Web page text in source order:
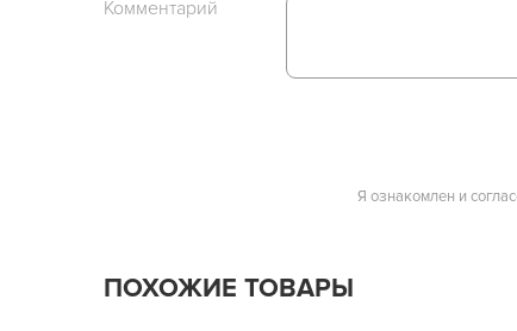
Комментарий
Я ознакомлен и
ПОХОЖИЕ ТОВАРЫ